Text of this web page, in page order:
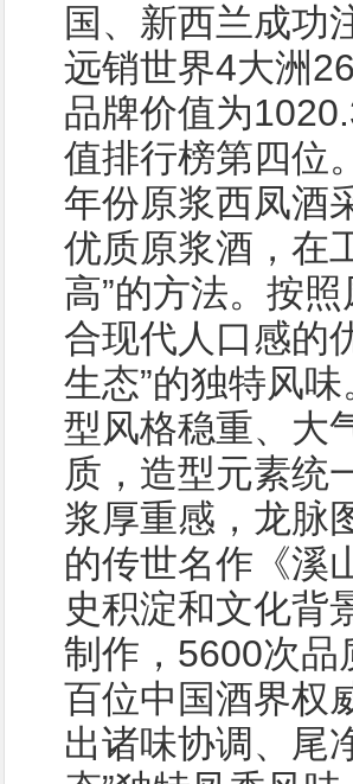
国、新西兰成功
远销世界4大洲
品牌价值为
值排行榜第四
年份原浆西凤酒
优质原浆酒，在
高”的方法。按
合现代人口感的
生态”的独特风
型风格稳重、大
质，造型元素统
浆厚重感，龙脉
的传世名作《溪
史积淀和文化背
制作，5600次品
百位中国酒界权
出诸味协调、尾